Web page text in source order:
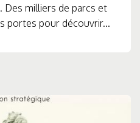
Des milliers de parcs et
portes pour découvrir...